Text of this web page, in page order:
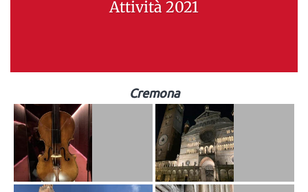
Attività 2021
Cremona